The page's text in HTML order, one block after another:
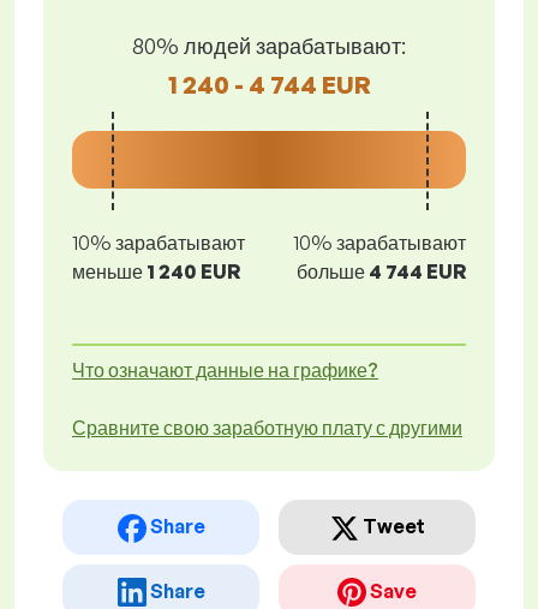
80% людей зарабатывают:
1 240 - 4 744 EUR
10% зарабатывают
меньше 1 240 EUR
10% зарабатывают
больше 4 744 EUR
Что означают данные на графике?
Сравните свою заработную плату с другими
Share Tweet
Share Save